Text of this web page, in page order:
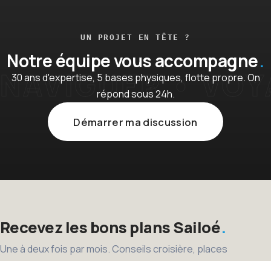
UN PROJET EN TÊTE ?
Notre équipe vous accompagne
30 ans d'expertise, 5 bases physiques, flotte propre. On
répond sous 24h.
Démarrer ma discussion
Recevez les bons plans Sailoé
Une à deux fois par mois. Conseils croisière, places